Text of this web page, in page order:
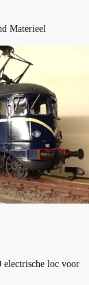
Materieel
electrische loc voor